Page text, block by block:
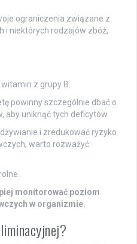
ograniczenia związane z
i niektórych rodzajów zbóż,
z grupy B.
powinny szczególnie dbać o
aby uniknąć tych deficytów.
i zredukować ryzyko
warto rozważyć:
monitorować poziom
w organizmie.